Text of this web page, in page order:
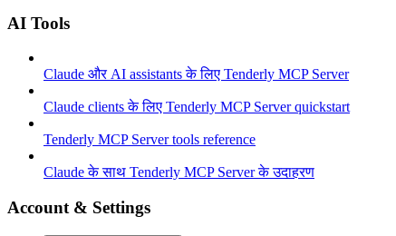
AI Tools
Claude और AI assistants के लिए Tenderly MCP Server
Claude clients के लिए Tenderly MCP Server quickstart
Tenderly MCP Server tools reference
Claude के साथ Tenderly MCP Server के उदाहरण
Account & Settings